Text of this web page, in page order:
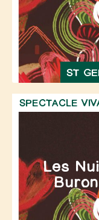
ST
Les
SPECTACLE